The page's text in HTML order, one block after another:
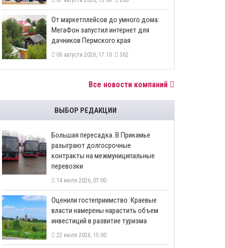
От маркетплейсов до умного дома:
МегаФон запустил интернет для
дачников Пермского края
06 августа 2026, 17:10 362
Все новости компаний
ВЫБОР РЕДАКЦИИ
Большая пересадка. В Прикамье
разыграют долгосрочные
контракты на межмуниципальные
перевозки
14 июля 2026, 07:00
Оценили гостеприимство. Краевые
власти намерены нарастить объем
инвестиций в развитие туризма
22 июля 2026, 15:00